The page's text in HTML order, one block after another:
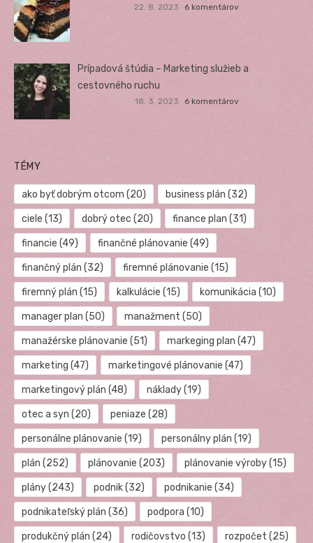
22. 8. 2023 6 komentárov
Prípadová štúdia – Marketing služieb a
cestovného ruchu
18. 3. 2023 6 komentárov
TÉMY
ako byť dobrým otcom (20) business plán (32)
ciele (13) dobrý otec (20) finance plan (31)
financie (49) finančné plánovanie (49)
finančný plán (32) firemné plánovanie (15)
firemný plán (15) kalkulácie (15) komunikácia (10)
manager plan (50) manažment (50)
manažérske plánovanie (51) markeging plan (47)
marketing (47) marketingové plánovanie (47)
marketingový plán (48) náklady(19)
otec a syn (20) peniaze (28)
personálne plánovanie (19) personálny plán (19)
plán (252) plánovanie (203) plánovanie výroby(15)
plány(243) podnik(32) podnikanie (34)
podnikateľský plán (36) podpora (10)
produkčný plán (24) rodičovstvo (13) rozpočet (25)